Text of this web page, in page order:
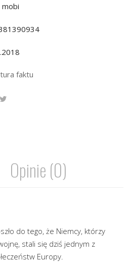
faktu
Opinie (0)
do tego, że Niemcy, którzy
stali się dziś jednym z
Europy.